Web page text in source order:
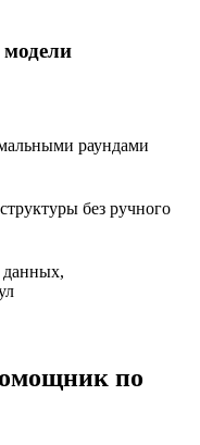
раундами
без ручного
данных,
по